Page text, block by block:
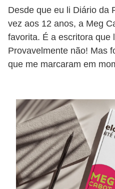
Desde que eu li Diário da
vez aos 12 anos, a Meg
favorita. É a escritora que
Provavelmente não! Mas
que me marcaram em